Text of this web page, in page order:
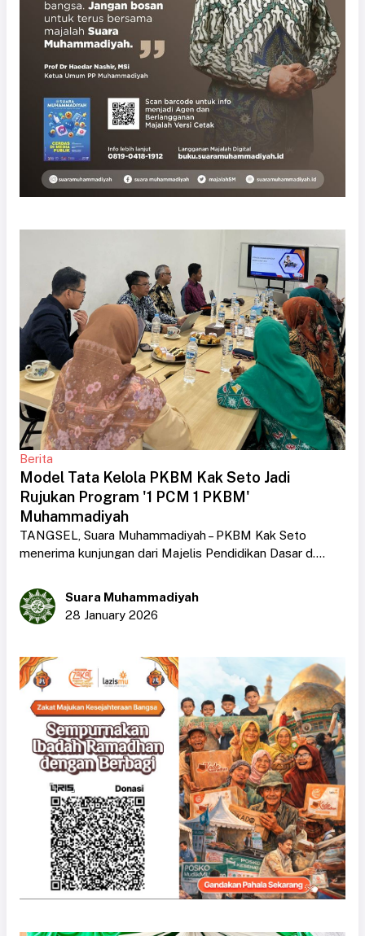
Berita
Model Tata Kelola PKBM Kak Seto Jadi
Rujukan Program '1 PCM 1 PKBM'
Muhammadiyah
TANGSEL, Suara Muhammadiyah – PKBM Kak Seto
menerima kunjungan dari Majelis Pendidikan Dasar d....
Suara Muhammadiyah
28 January 2026